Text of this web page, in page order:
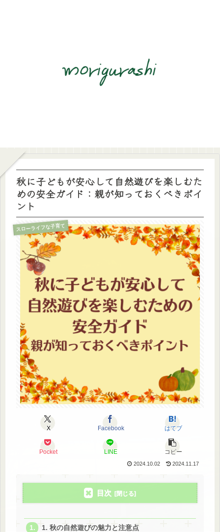
秋に子どもが安心して自然遊びを楽しむた
めの安全ガイド：親が知っておくべきポイ
ント
スローライフな子育て
X Facebook はてブ
Pocket LINE コピー
2024.10.02 2024.11.17
目次
1. 秋の自然遊びの魅力と注意点